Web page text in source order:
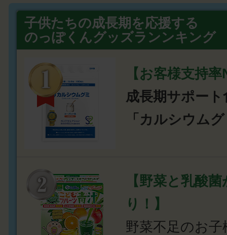
子供たちの成長期を応援する
のっぽくんグッズランンキング
【お客様支持
成長期サポート
「カルシウム
【野菜と乳酸
り！】
野菜不足のお